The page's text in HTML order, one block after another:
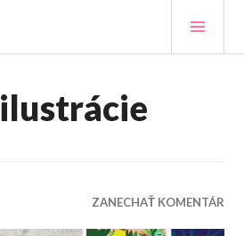
ilustrácie
ZANECHAŤ KOMENTÁR